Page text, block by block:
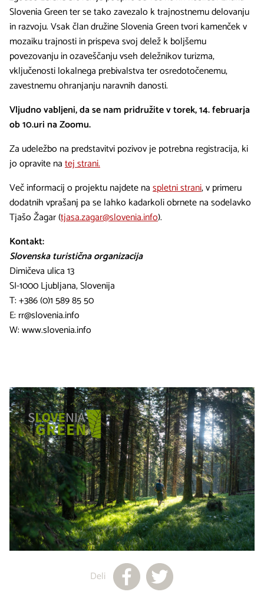
Slovenia Green ter se tako zavezalo k trajnostnemu delovanju
in razvoju. Vsak član družine Slovenia Green tvori kamenček v
mozaiku trajnosti in prispeva svoj delež k boljšemu
povezovanju in ozaveščanju vseh deležnikov turizma,
vključenosti lokalnega prebivalstva ter osredotočenemu,
zavestnemu ohranjanju naravnih danosti.
Vljudno vabljeni, da se nam pridružite v torek, 14. februarja
ob 10.uri na Zoomu.
Za udeležbo na predstavitvi pozivov je potrebna registracija, ki
jo opravite natej strani.
Več informacij o projektu najdete naspletni strani, v primeru
dodatnih vprašanj pa se lahko kadarkoli obrnete na sodelavko
Tjašo Žagar (tjasa.zagar@slovenia.info).
Kontakt:
Slovenska turistična organizacija
Dimičeva ulica 13
SI-1000 Ljubljana, Slovenija
T: +386 (0)1 589 85 50
E: rr@slovenia.info
W: www.slovenia.info
Deli